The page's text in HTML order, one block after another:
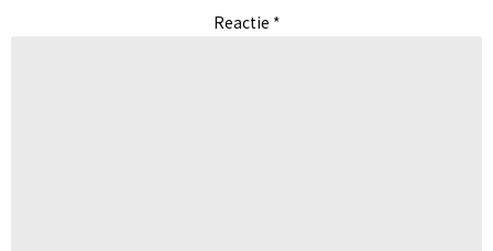
Reactie *